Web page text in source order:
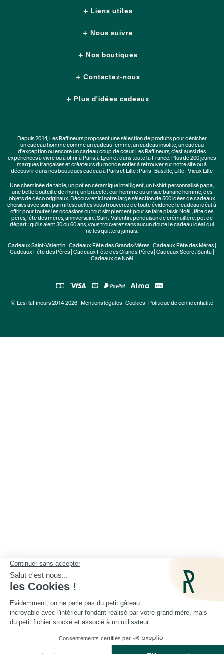
Liens utiles
Nous suivre
Nos boutiques
Contactez-nous
Plus d'idées cadeaux
Depuis 2014, Les Raffineurs proposent une sélection de produits pour dénicher
uncadeau hommecomme un cadeau femme, uncadeau insolite, uncadeau
d'exceptionou encore un cadeau coup de cœur. Les Raffineurs, c'est aussi des
expériences à vivreou à offrir à Paris, à Lyon et dans toute la France. Plus de200 jeunes
marquesfrançaises et créateurs du monde entier à retrouver sur notre site ou à
découvrir dans nos boutiques cadeau à Paris et Lille : Paris - Bastille, Lille - Vieux Lille
Unecheminée de table, unpot en céramique intelligent, unt-shirt personnalisé papa,
une belle bouteille de rhum, un bracelet cuir hommeou unsac banane homme, des
objets de déco originaux. Découvrez ici notre large sélection de500 idées de cadeaux
choisies avec soin, parmi lesquelles vous trouverez de toute évidence le cadeau idéal à
offrir pour toutes les occasions ou tout simplement pour se faire plaisir. Noël,fête des
pères,fête des mères,anniversaire,Saint-Valentin,pendaison de crémaillère, pot de
départ : qu'ils aient 30 ou 60 ans, vous trouverez sans aucun doute le cadeau idéal qui
ne les quittera jamais.
Cadeaux Saint-Valentin| Cadeaux Fête des Grands-Mères| Cadeaux Fête des Mères|
Cadeaux Fête des Pères| Cadeaux Fête des Grands-Pères| Cadeaux Secret Santa|
Cadeaux de Noël
© Les Raffineurs 2014-2026 | Mentions légales-Cookies- Politique de confidentialité